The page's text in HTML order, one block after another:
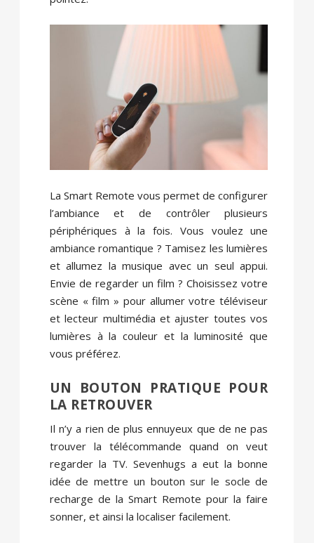
La Smart Remote vous permet de configurer
l’ambiance et de contrôler plusieurs
périphériques à la fois. Vous voulez une
ambiance romantique ? Tamisez les lumières
et allumez la musique avec un seul appui.
Envie de regarder un film ? Choisissez votre
scène « film » pour allumer votre téléviseur
et lecteur multimédia et ajuster toutes vos
lumières à la couleur et la luminosité que
vous préférez.
UN BOUTON PRATIQUE POUR
LA RETROUVER
Il n’y a rien de plus ennuyeux que de ne pas
trouver la télécommande quand on veut
regarder la TV. Sevenhugs a eut la bonne
idée de mettre un bouton sur le socle de
recharge de la Smart Remote pour la faire
sonner, et ainsi la localiser facilement.